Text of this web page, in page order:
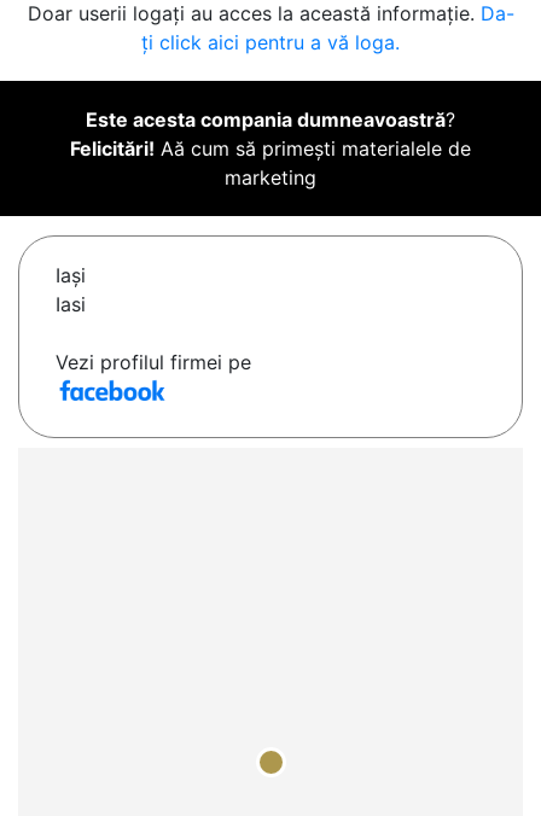
Doar userii logați au acces la această informație. Da-
ți click aici pentru a vă loga.
Este acesta compania dumneavoastră?
Felicitări! Aă cum să primești materialele de
marketing
Iaşi
Iasi
Vezi profilul firmei pe